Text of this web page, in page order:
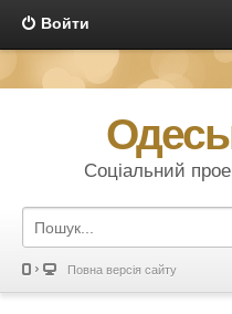
Войти
Соціальний
Повна версія сайту